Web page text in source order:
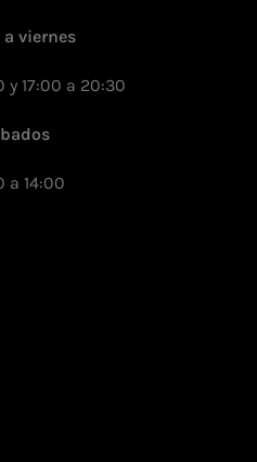
a viernes
y 17:00 a 20:30
a 14:00